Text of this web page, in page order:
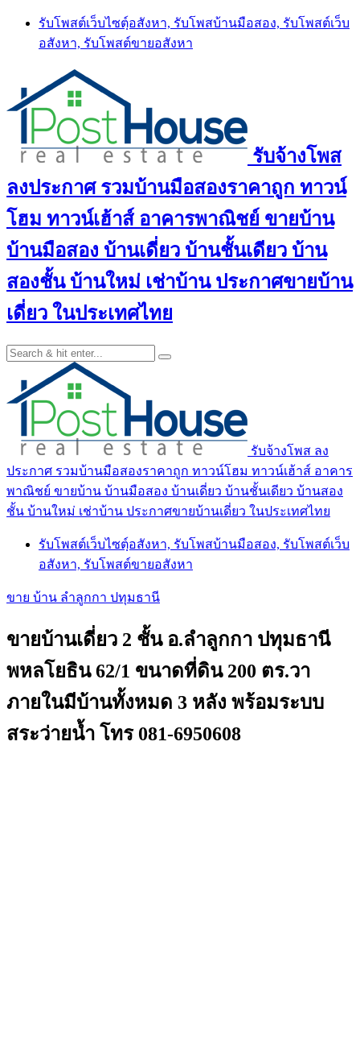
Skip
content
รับโพสต์เว็บไซตฺ์อสังหา, รับโพสบ้านมือสอง, รับโพสต์เว็บ
อสังหา, รับโพสต์ขายอสังหา
รับจ้างโพส
ลงประกาศ รวมบ้านมือสองราคาถูก ทาวน์
โฮม ทาวน์เฮ้าส์ อาคารพาณิชย์ ขายบ้าน
บ้านมือสอง บ้านเดี่ยว บ้านชั้นเดียว บ้าน
สองชั้น บ้านใหม่ เช่าบ้าน ประกาศขายบ้าน
เดี่ยว ในประเทศไทย
รับจ้างโพส ลง
ประกาศ รวมบ้านมือสองราคาถูก ทาวน์โฮม ทาวน์เฮ้าส์ อาคาร
พาณิชย์ ขายบ้าน บ้านมือสอง บ้านเดี่ยว บ้านชั้นเดียว บ้านสอง
ชั้น บ้านใหม่ เช่าบ้าน ประกาศขายบ้านเดี่ยว ในประเทศไทย
รับโพสต์เว็บไซตฺ์อสังหา, รับโพสบ้านมือสอง, รับโพสต์เว็บ
อสังหา, รับโพสต์ขายอสังหา
ขาย บ้าน ลำลูกกา ปทุมธานี
ขายบ้านเดี่ยว 2 ชั้น อ.ลำลูกกา ปทุมธานี
พหลโยธิน 62/1 ขนาดที่ดิน 200 ตร.วา
ภายในมีบ้านทั้งหมด 3 หลัง พร้อมระบบ
สระว่ายน้ำ โทร 081-6950608